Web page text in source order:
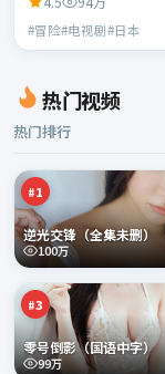
#冒险#电视剧#日本
热门视频
热门排行
#1
逆光交锋（全集未删）
100万
#3
零号倒影（国语中字）
99万